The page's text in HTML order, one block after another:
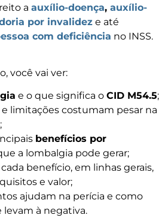
a auxílio-doença, auxílio-
por invalidez e até
com deficiência no INSS.
você vai ver:
e o que significa o CID M54.5;
limitações costumam pesar na
;
benefícios por
a lombalgia pode gerar;
benefício, em linhas gerais,
e valor;
ajudam na perícia e como
levam à negativa.